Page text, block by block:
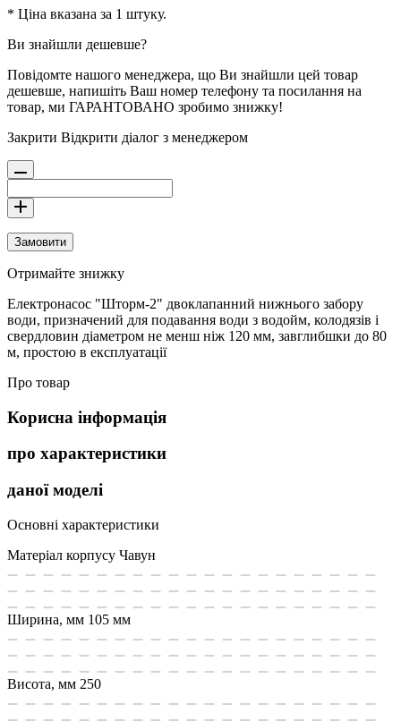
* Ціна вказана за 1 штуку.
Ви знайшли дешевше?
Повідомте нашого менеджера, що Ви знайшли цей товар
дешевше, напишіть Ваш номер телефону та посилання на
товар, ми ГАРАНТОВАНО зробимо знижку!
Закрити Відкрити діалог з менеджером
Замовити
Отримайте знижку
Електронасос "Шторм-2" двоклапанний нижнього забору
води, призначений для подавання води з водойм, колодязів і
свердловин діаметром не менш ніж 120 мм, завглибшки до 80
м, простою в експлуатації
Про товар
Корисна інформація
про характеристики
даної моделі
Основні характеристики
Матеріал корпусу Чавун
Ширина, мм 105 мм
Висота, мм 250